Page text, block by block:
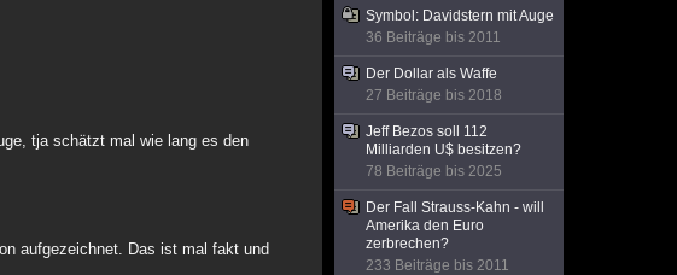
tja schätzt mal wie lang es den
aufgezeichnet. Das ist mal fakt und
Symbol: Davidstern mit Auge
36 Beiträge bis 2011
Der Dollar als Waffe
27 Beiträge bis 2018
Jeff Bezos soll 112
Milliarden U$ besitzen?
78 Beiträge bis 2025
Der Fall Strauss-Kahn - will
Amerika den Euro
zerbrechen?
233 Beiträge bis 2011